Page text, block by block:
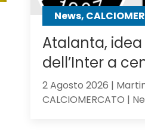
gli
News,
Atalanta, idea
dell’Inter a
2 Agosto 2026 |
CALCIOMERCATO |